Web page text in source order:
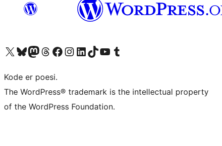
Besøk vår konto på X Visit our Bluesky account
Besøk vår Mastodon-konto
Visit our Threads account
Besøk vår Facebook-sideBesøk vår Instagram-konto
Besøk vår LinkedIn-konto
Visit our TikTok account
Visit our YouTube channel
Visit our Tumblr account
Kode er poesi.
The WordPress® trademark is the intellectual property
of the WordPress Foundation.